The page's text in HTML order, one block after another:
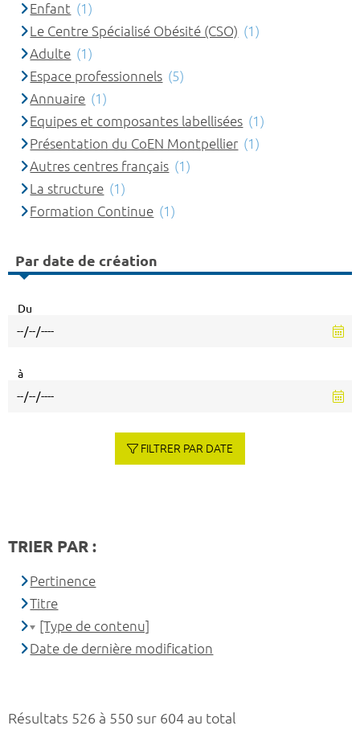
Résultats 526 à 550 sur 604 au total
Enfant (1)
Le Centre Spécialisé Obésité (CSO) (1)
Adulte (1)
Espace professionnels (5)
Annuaire (1)
Equipes et composantes labellisées (1)
Présentation du CoEN Montpellier (1)
Autres centres français (1)
La structure (1)
Formation Continue (1)
Par date de création
Du
à
FILTRER PAR DATE
TRIER PAR :
Pertinence
Titre
[Type de contenu]
Date de dernière modification